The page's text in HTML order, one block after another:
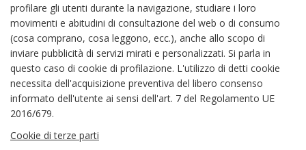
profilare gli utenti durante la navigazione, studiare i loro
movimenti e abitudini di consultazione del web o di consumo
(cosa comprano, cosa leggono, ecc.), anche allo scopo di
inviare pubblicità di servizi mirati e personalizzati. Si parla in
questo caso di cookie di profilazione. L'utilizzo di detti cookie
necessita dell'acquisizione preventiva del libero consenso
informato dell'utente ai sensi dell'art. 7 del Regolamento UE
2016/679.
Cookie di terze parti